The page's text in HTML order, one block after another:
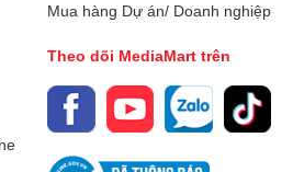
Mua hàng Dự án/ Doanh nghiệp
Theo dõi MediaMart trên